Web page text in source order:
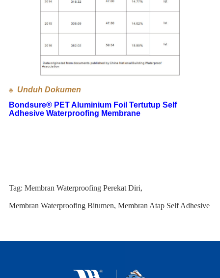
※ Unduh Dokumen
Bondsure® PET Aluminium Foil Tertutup Self
Adhesive Waterproofing Membrane
Tag: Membran Waterproofing Perekat Diri,
Membran Waterproofing Bitumen, Membran Atap Self Adhesive